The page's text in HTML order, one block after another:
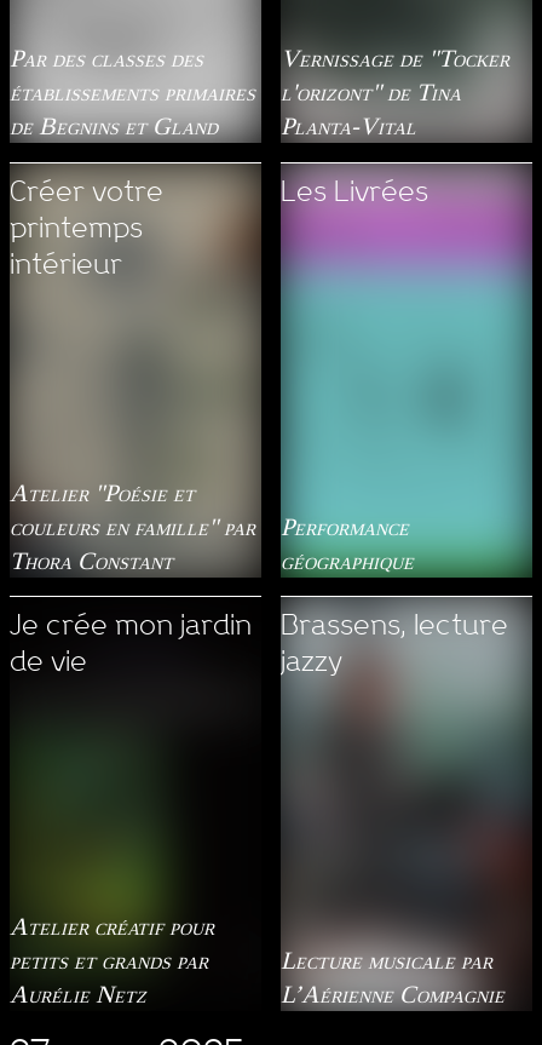
Par des classes des
établissements primaires
de Begnins et Gland
Créer votre
printemps
intérieur
Atelier "Poésie et
couleurs en famille" par
Thora Constant
Je crée mon jardin
de vie
Atelier créatif pour
petits et grands par
Aurélie Netz
Vernissage de "Tocker
l'orizont" de Tina
Planta-Vital
Les Livrées
Performance
géographique
Brassens, lecture
jazzy
Lecture musicale par
L’Aérienne Compagnie